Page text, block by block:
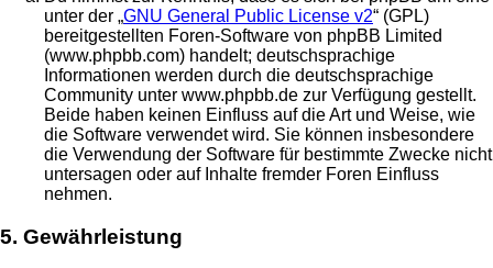
unter der „GNU General Public License v2“ (GPL)
bereitgestellten Foren-Software von phpBB Limited
(www.phpbb.com) handelt; deutschsprachige
Informationen werden durch die deutschsprachige
Community unter www.phpbb.de zur Verfügung gestellt.
Beide haben keinen Einfluss auf die Art und Weise, wie
die Software verwendet wird. Sie können insbesondere
die Verwendung der Software für bestimmte Zwecke nicht
untersagen oder auf Inhalte fremder Foren Einfluss
nehmen.
5. Gewährleistung